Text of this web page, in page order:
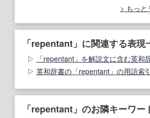
もっと
「repentant」に関連する表現
「repentant」を解説文に含む英和
英和辞書の「repentant」の用語索引
「repentant」のお隣キーワー